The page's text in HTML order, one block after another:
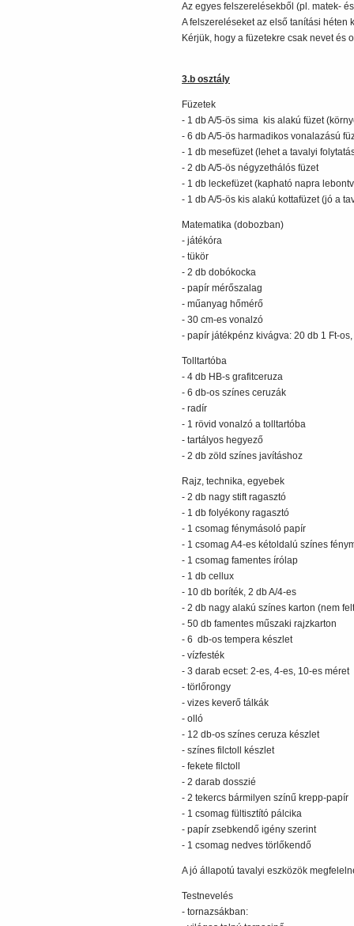
Az egyes felszerelésekből (pl. matek-
A felszereléseket az első tanítási héten
Kérjük, hogy a füzetekre csak nevet és
3.b osztály
Füzetek
- 1 db A/5-ös sima kis alakú füzet
- 6 db A/5-ös harmadikos vonalazású
- 1 db mesefüzet (lehet a tavalyi
- 2 db A/5-ös négyzethálós füzet
- 1 db leckefüzet (kapható napra
- 1 db A/5-ös kis alakú kottafüzet (jó a
Matematika (dobozban)
- játékóra
- tükör
- 2 db dobókocka
- papír mérőszalag
- műanyag hőmérő
- 30 cm-es vonalzó
- papír játékpénz kivágva: 20 db 1 Ft-
Tolltartóba
- 4 db HB-s grafitceruza
- 6 db-os színes ceruzák
- radír
- 1 rövid vonalzó a tolltartóba
- tartályos hegyező
- 2 db zöld színes javításhoz
Rajz, technika, egyebek
- 2 db nagy stift ragasztó
- 1 db folyékony ragasztó
- 1 csomag fénymásoló papír
- 1 csomag A4-es kétoldalú színes
- 1 csomag famentes írólap
- 1 db cellux
- 10 db boríték, 2 db A/4-es
- 2 db nagy alakú színes karton (nem
- 50 db famentes műszaki rajzkarton
- 6 db-os tempera készlet
- vízfesték
- 3 darab ecset: 2-es, 4-es, 10-es méret
- törlőrongy
- vizes keverő tálkák
- olló
- 12 db-os színes ceruza készlet
- színes filctoll készlet
- fekete filctoll
- 2 darab dosszié
- 2 tekercs bármilyen színű krepp-papír
- 1 csomag fültisztító pálcika
- papír zsebkendő igény szerint
- 1 csomag nedves törlőkendő
A jó állapotú tavalyi eszközök
Testnevelés
- tornazsákban: